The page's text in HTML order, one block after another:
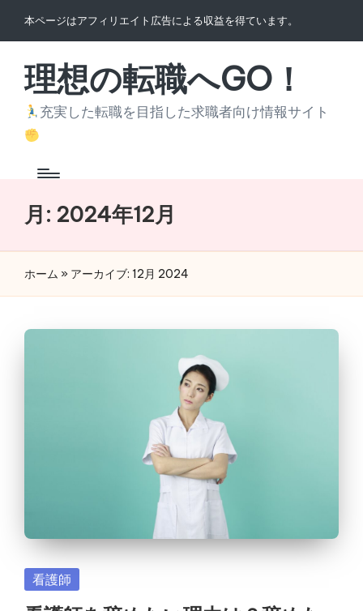
Skip
content
本ページはアフィリエイト広告による収益を得ています。
理想の転職へGO！
充実した転職を目指した求職者向け情報サイト
月: 2024年12月
ホーム » アーカイブ: 12月 2024
Posted
看護師